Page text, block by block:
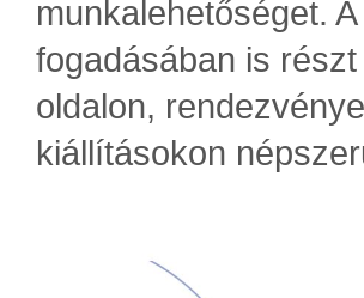
munkalehetőséget.
fogadásában is
oldalon,
kiállításokon